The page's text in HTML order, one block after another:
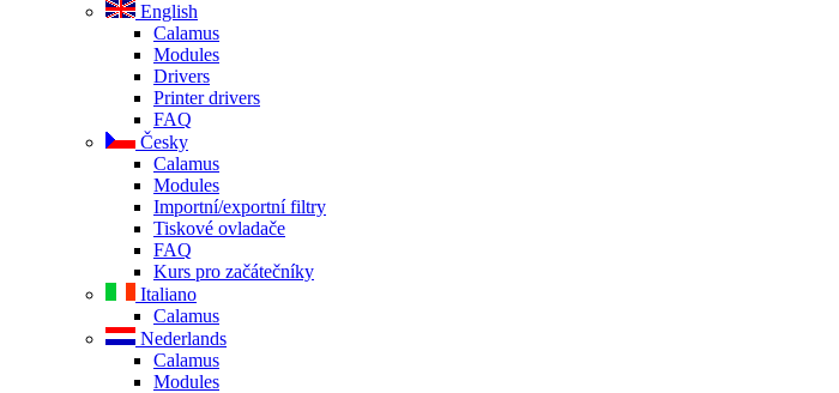
English
Calamus
Modules
Drivers
Printer drivers
FAQ
Česky
Calamus
Modules
Importní/exportní filtry
Tiskové ovladače
FAQ
Kurs pro začátečníky
Italiano
Calamus
Nederlands
Calamus
Modules